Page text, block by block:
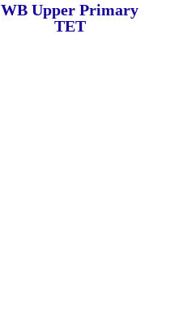
WB Upper Primary
TET